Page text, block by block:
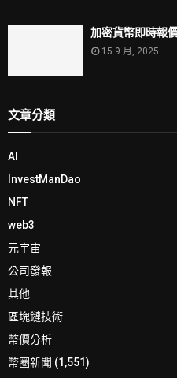
加密貨幣即時報
15 9 月, 2025
文章分類
AI
InvestManDao
NFT
web3
元宇宙
公司發報
其他
區塊鏈技術
幣價分析
幣圈新聞 (1,551)